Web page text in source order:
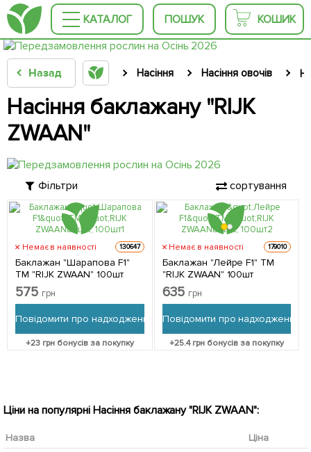
КАТАЛОГ ПОШУК КОШИК
Назад Насіння Насіння овочів
Насіння баклажану "RIJK
ZWAAN"
Фільтри сортування
Немає в наявності 130647
Баклажан "Шарапова F1"
ТМ "RIJK ZWAAN" 100шт
575 грн
Повідомити про надходження
+23 грн бонусів за покупку
Немає в наявності 179010
Баклажан "Лейре F1" ТМ
"RIJK ZWAAN" 100шт
635 грн
Повідомити про надходження
+25.4грн бонусів за покупку
Ціни на популярні Насіння баклажану "RIJK ZWAAN":
Назва
Ціна